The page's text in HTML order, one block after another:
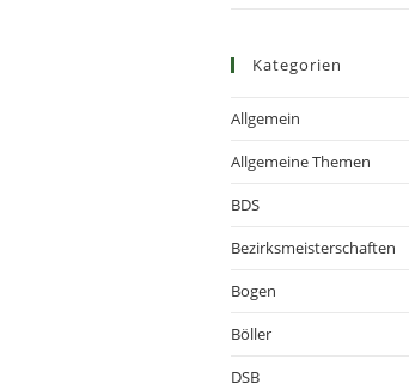
Kategorien
Allgemein
Allgemeine Themen
BDS
Bezirksmeisterschaften
Bogen
Böller
DSB